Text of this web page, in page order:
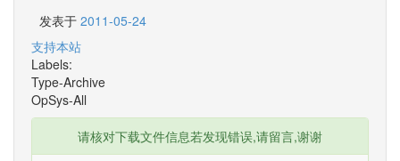
发表于 2011-05-24
支持本站
Labels:
Type-Archive
OpSys-All
请核对下载文件信息若发现错误,请留言,谢谢